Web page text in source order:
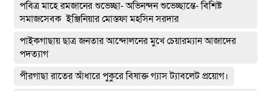
পবিত্র মাহে রমজানের শুভেচ্ছা- অভিনন্দন শুভেচ্ছান্তে- বিশিষ্ট
সমাজসেবক ইঞ্জিনিয়ার মোস্তফা মহসিন সরদার
পাইকগাছায় ছাত্র জনতার আন্দোলনের মুখে চেয়ারম্যান আজাদের
পদত্যাগ
পীরগাছা রাতের আঁধারে পুকুরে বিষাক্ত গ্যাস ট্যাবলেট প্রয়োগ।